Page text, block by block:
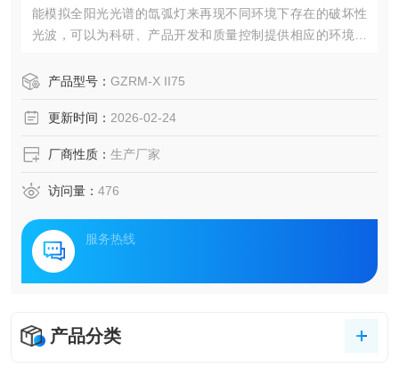
能模拟全阳光光谱的氙弧灯来再现不同环境下存在的破坏性
光波，可以为科研、产品开发和质量控制提供相应的环境模
产品型号： GZRM-X II75
更新时间： 2026-02-24
厂商性质： 生产厂家
访问量： 476
服务热线
产品分类